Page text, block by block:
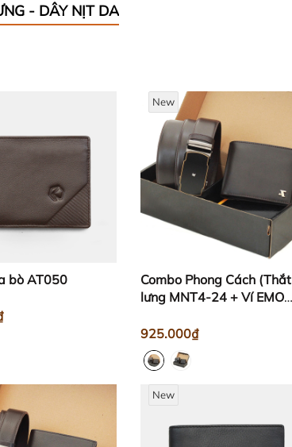
- DÂY NỊT DA
bò AT050
New
Combo Phong Cách (Thắt
lưng MNT4-24 + Ví EMO
925.000₫
New